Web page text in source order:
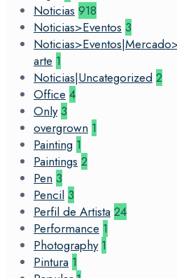
Noticias 918
Noticias>Eventos 3
arte 1
Noticias|Uncategorized 2
Office 4
Only 3
overgrown 1
Painting 1
Paintings 2
Pen 3
Pencil 3
Perfil de Artista 24
Performance 1
Photography 1
Pintura 1